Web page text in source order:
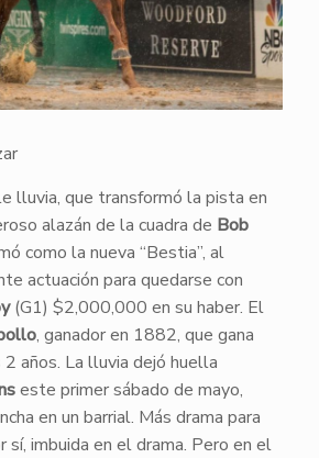
lluvia, que transformó la pista en
alazán de la cuadra de Bob
como la nueva “Bestia”, al
actuación para quedarse con
(G1) $2,000,000 en su haber. El
, ganador en 1882, que gana
2 años. La lluvia dejó huella
este primer sábado de mayo,
en un barrial. Más drama para
sí, imbuida en el drama. Pero en el